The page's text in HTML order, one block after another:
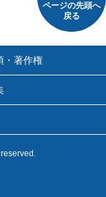
ページの先頭へ
戻る
・著作権